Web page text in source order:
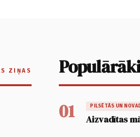
ZIŅAS
01 PILSĒTĀS UN
Aizvadītas